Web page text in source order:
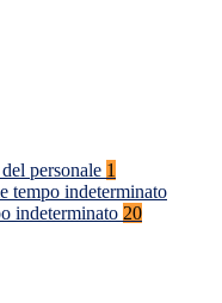
personale 1
tempo indeterminato
indeterminato 20